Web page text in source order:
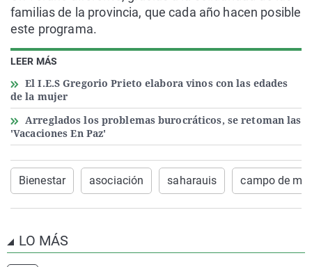
LEER MÁS
El I.E.S Gregorio Prieto elabora vinos con las edades
de la mujer
Arreglados los problemas burocráticos, se retoman las
'Vacaciones En Paz'
familias de la provincia, que cada año hacen posible
este programa.
Bienestar asociación saharauis campo de
LO MÁS